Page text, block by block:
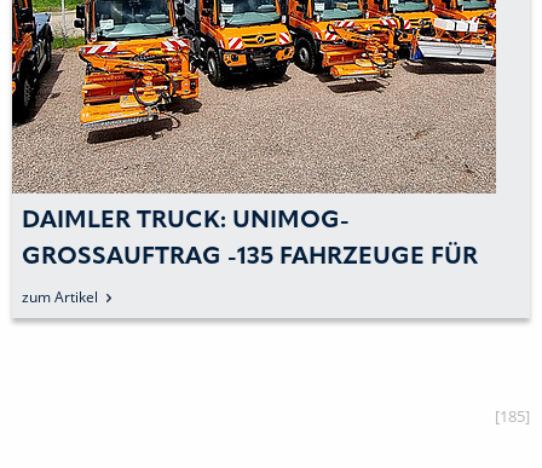
DAIMLER TRUCK: UNIMOG-
GROSSAUFTRAG -135 FAHRZEUGE FÜR R
UMÄNISCHE S
TRASSENBAUVERWALTUNG
zum Artikel
[185]